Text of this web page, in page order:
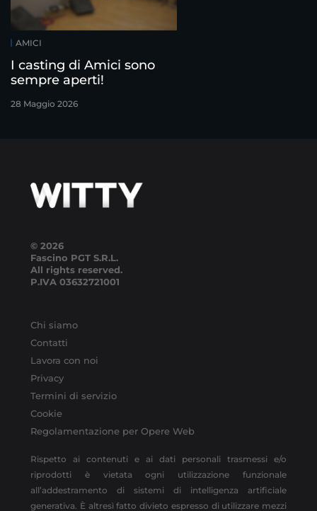
AMICI
I casting di Amici sono
sempre aperti!
28 Maggio 2026
© 2026
Fascino PGT S.R.L.
All rights reserved.
P.IVA 03632721001
Chi siamo
Contatti
Lavora con noi
Privacy
Termini di servizio
Cookie
Regolamentazione per Opere Web
Rispetto ai contenuti e ai dati personali trasmessi e/o
riprodotti è vietata ogni utilizzazione funzionale
all’addestramento di sistemi di intelligenza artificiale
generativa. È altresì fatto divieto espresso di utilizzare mezzi